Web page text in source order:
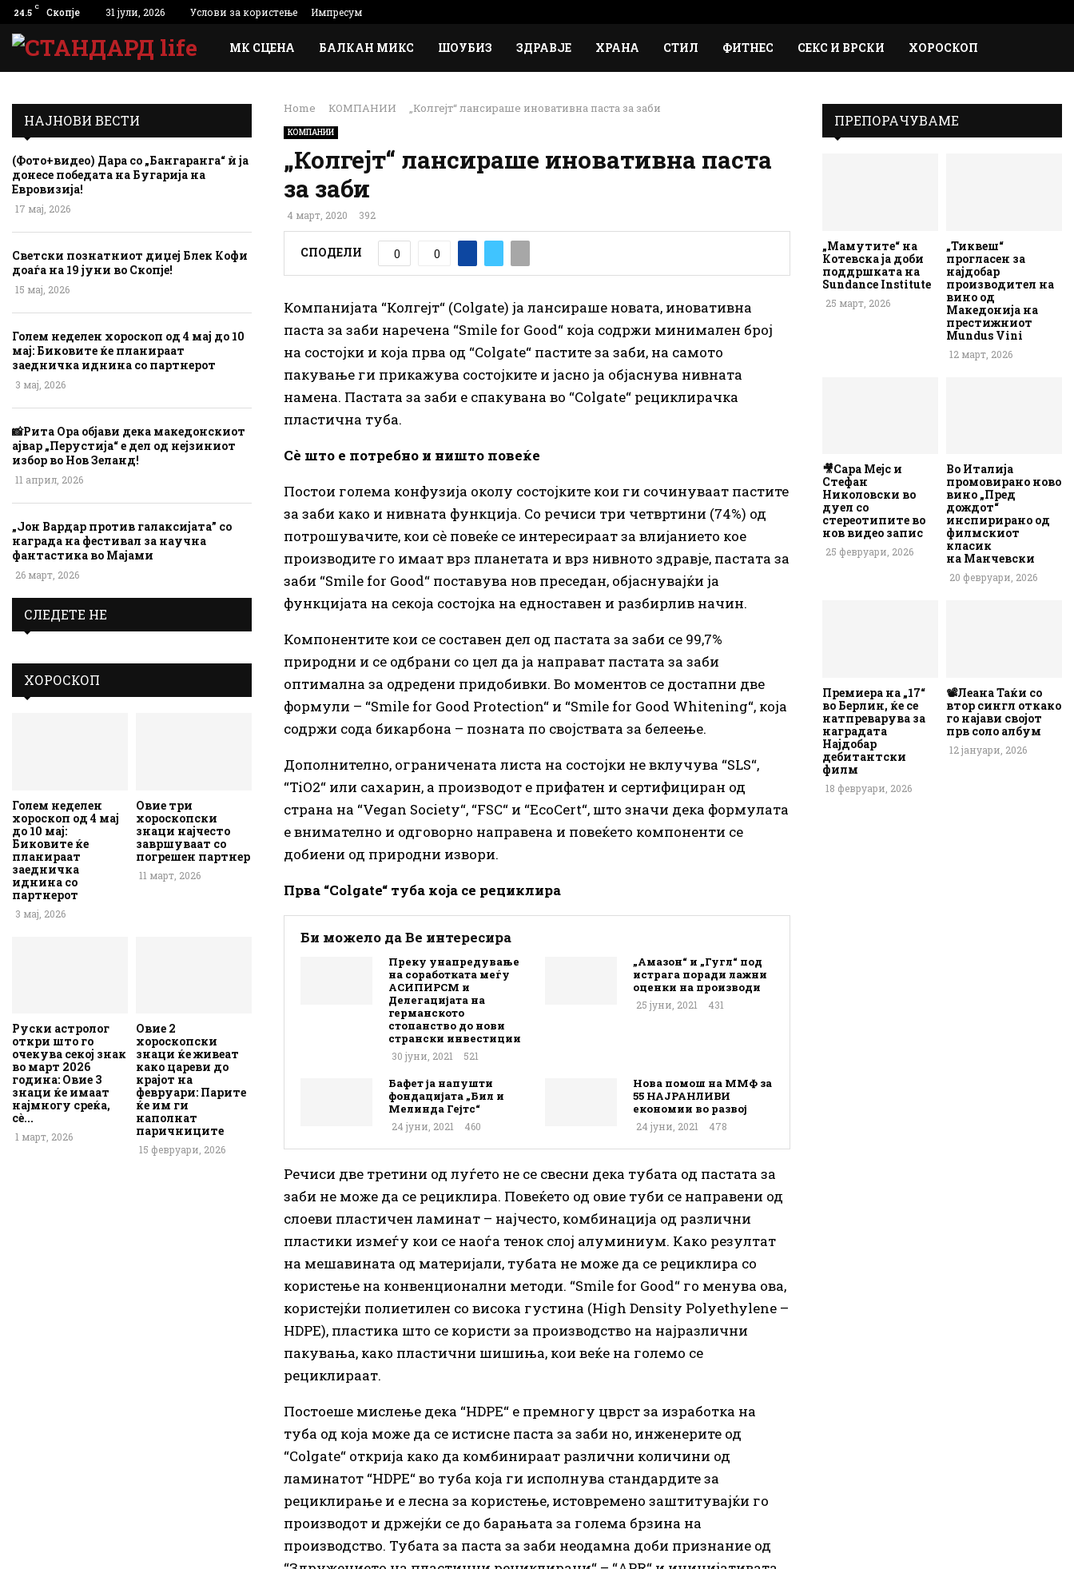
24.5 C Скопје 31 јули, 2026 Услови за користење Импресум
МК СЦЕНА БАЛКАН МИКС ШОУБИЗ ЗДРАВЈЕ ХРАНА СТИЛ ФИТНЕС СЕКС И ВРСКИ ХОРОСКОП
Home КОМПАНИИ „Колгејт“ лансираше иновативна паста за заби
КОМПАНИИ
„Колгејт“ лансираше иновативна паста
за заби
4 март, 2020 392
СПОДЕЛИ 0 0
Компанијата “Колгејт“ (Colgate) ја лансираше новата, иновативна
паста за заби наречена “Smile for Good“ која содржи минимален број
на состојки и која прва од “Colgate“ пастите за заби, на самото
пакување ги прикажува состојките и јасно ја објаснува нивната
намена. Пастата за заби е спакувана во “Colgate“ рециклирачка
пластична туба.
Сè што е потребно и ништо повеќе
Постои голема конфузија околу состојките кои ги сочинуваат пастите
за заби како и нивната функција. Со речиси три четвртини (74%) од
потрошувачите, кои сè повеќе се интересираат за влијанието кое
производите го имаат врз планетата и врз нивното здравје, пастата за
заби “Smile for Good“ поставува нов преседан, објаснувајќи ја
функцијата на секоја состојка на едноставен и разбирлив начин.
Компонентите кои се составен дел од пастата за заби се 99,7%
природни и се одбрани со цел да ја направат пастата за заби
оптимална за одредени придобивки. Во моментов се достапни две
формули – “Smile for Good Protection“ и “Smile for Good Whitening“, која
содржи сода бикарбона – позната по својствата за белеење.
Дополнително, ограничената листа на состојки не вклучува “SLS“,
“TiO2“ или сахарин, а производот е прифатен и сертифициран од
страна на “Vegan Society“, “FSC“ и “EcoCert“, што значи дека формулата
е внимателно и одговорно направена и повеќето компоненти се
добиени од природни извори.
Прва “Colgate“ туба која се рециклира
Би можело да Ве интересира
Преку унапредување
на соработката меѓу
АСИПИРСМ и
Делегацијата на
германското
стопанство до нови
странски инвестиции
30 јуни, 2021 521
„Амазон“ и „Гугл“ под
истрага поради лажни
оценки на производи
25 јуни, 2021 431
Бафет ја напушти
фондацијата „Бил и
Мелинда Гејтс“
24 јуни, 2021 460
Нова помош на ММФ за
55 НАЈРАНЛИВИ
економии во развој
24 јуни, 2021 478
Речиси две третини од луѓето не се свесни дека тубата од пастата за
заби не може да се рециклира. Повеќето од овие туби се направени од
слоеви пластичен ламинат – најчесто, комбинација од различни
пластики измеѓу кои се наоѓа тенок слој алуминиум. Како резултат
на мешавината од материјали, тубата не може да се рециклира со
користење на конвенционални методи. “Smile for Good“ го менува ова,
користејќи полиетилен со висока густина (High Density Polyethylene –
HDPE), пластика што се користи за производство на најразлични
пакувања, како пластични шишиња, кои веќе на големо се
рециклираат.
Постоеше мислење дека “HDPE“ е премногу цврст за изработка на
туба од која може да се истисне паста за заби но, инженерите од
“Colgate“ открија како да комбинираат различни количини од
ламинатот “HDPE“ во туба која ги исполнува стандардите за
рециклирање и е лесна за користење, истовремено заштитувајќи го
производот и држејќи се до барањата за голема брзина на
производство. Тубата за паста за заби неодамна доби признание од
НАЈНОВИ ВЕСТИ
(Фото+видео) Дара со „Бангаранга“ ѝ ја
донесе победата на Бугарија на
Евровизија!
17 мај, 2026
Светски познатниот диџеј Блек Кофи
доаѓа на 19 јуни во Скопје!
15 мај, 2026
Голем неделен хороскоп од 4 мај до 10
мај: Биковите ќе планираат
заедничка иднина со партнерот
3 мај, 2026
📸Рита Ора објави дека македонскиот
ајвар „Перустија“ е дел од нејзиниот
избор во Нов Зеланд!
11 април, 2026
„Јон Вардар против галаксијата” со
награда на фестивал за научна
фантастика во Мајами
26 март, 2026
СЛЕДЕТЕ НЕ
ХОРОСКОП
Голем неделен
хороскоп од 4 мај
до 10 мај:
Биковите ќе
планираат
заедничка
иднина со
партнерот
3 мај, 2026
Овие три
хороскопски
знаци најчесто
завршуваат со
погрешен партнер
11 март, 2026
Руски астролог
откри што го
очекува секој знак
во март 2026
година: Овие 3
знаци ќе имаат
најмногу среќа,
сè...
1 март, 2026
Овие 2
хороскопски
знаци ќе живеат
како цареви до
крајот на
февруари: Парите
ќе им ги
наполнат
паричниците
15 февруари, 2026
ПРЕПОРАЧУВАМЕ
„Мамутите“ на
Котевска ја доби
поддршката на
Sundance Institute
25 март, 2026
„Тиквеш“
прогласен за
најдобар
производител на
вино од
Македонија на
престижниот
Mundus Vini
12 март, 2026
🎥Сара Мејс и
Стефан
Николовски во
дуел со
стереотипите во
нов видео запис
25 февруари, 2026
Во Италија
промовирано ново
вино „Пред
дождот“
инспирирано од
филмскиот
класик
на Манчевски
20 февруари, 2026
Премиера на „17“
во Берлин, ќе се
натпреварува за
наградата
Најдобар
дебитантски
филм
18 февруари, 2026
📽️Леана Таќи со
втор сингл откако
го најави својот
прв соло албум
12 јануари, 2026